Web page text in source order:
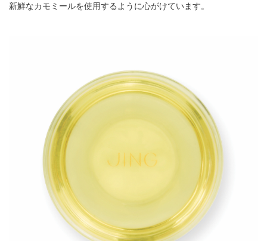
新鮮なカモミールを使用するように心がけています。